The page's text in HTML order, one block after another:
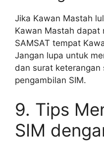
Jika Kawan Mastah
Kawan Mastah dapat
SAMSAT tempat
Jangan lupa untuk
dan surat
pengambilan SIM.
9. Tips
SIM